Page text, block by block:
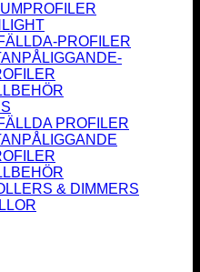
PROFILER
PROFILER
& DIMMERS